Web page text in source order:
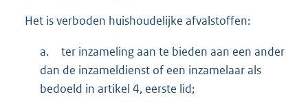
Het is verboden huishoudelijke afvalstoffen:
a.
ter inzameling aan te bieden aan een ander
dan de inzameldienst of een inzamelaar als
bedoeld in artikel 4, eerste lid;